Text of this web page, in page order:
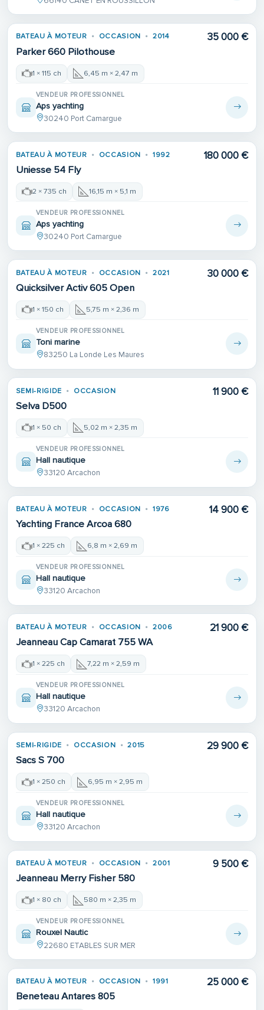
BATEAU À MOTEUR OCCASION 2014
Parker 660 Pilothouse
35 000 €
1 × 115 ch 6,45 m × 2,47 m
VENDEUR PROFESSIONNEL
Aps yachting
30240 Port Camargue
BATEAU À MOTEUR OCCASION 1992
Uniesse 54 Fly
180 000 €
2 × 735 ch 16,15 m × 5,1 m
VENDEUR PROFESSIONNEL
Aps yachting
30240 Port Camargue
BATEAU À MOTEUR OCCASION 2021
Quicksilver Activ 605 Open
30 000 €
1 × 150 ch 5,75 m × 2,36 m
VENDEUR PROFESSIONNEL
Toni marine
83250 La Londe Les Maures
SEMI-RIGIDE OCCASION
Selva D500
11 900 €
1 × 50 ch 5,02 m × 2,35 m
VENDEUR PROFESSIONNEL
Hall nautique
33120 Arcachon
BATEAU À MOTEUR OCCASION 1976
Yachting France Arcoa 680
14 900 €
1 × 225 ch 6,8 m × 2,69 m
VENDEUR PROFESSIONNEL
Hall nautique
33120 Arcachon
BATEAU À MOTEUR OCCASION 2006
Jeanneau Cap Camarat 755 WA
21 900 €
1 × 225 ch 7,22 m × 2,59 m
VENDEUR PROFESSIONNEL
Hall nautique
33120 Arcachon
SEMI-RIGIDE OCCASION 2015
Sacs S 700
29 900 €
1 × 250 ch 6,95 m × 2,95 m
VENDEUR PROFESSIONNEL
Hall nautique
33120 Arcachon
BATEAU À MOTEUR OCCASION 2001
Jeanneau Merry Fisher 580
9 500 €
1 × 80 ch 580 m × 2,35 m
VENDEUR PROFESSIONNEL
Rouxel Nautic
22680 ETABLES SUR MER
BATEAU À MOTEUR OCCASION 1991
Beneteau Antares 805
25 000 €